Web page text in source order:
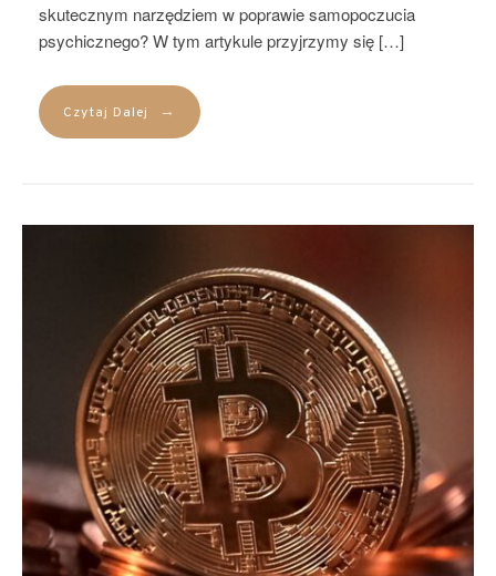
skutecznym narzędziem w poprawie samopoczucia
psychicznego? W tym artykule przyjrzymy się […]
Czytaj Dalej →